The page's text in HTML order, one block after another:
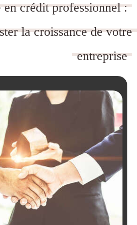
en crédit professionnel :
la croissance de votre
entreprise